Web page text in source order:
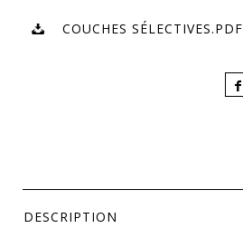
COUCHES SÉLECTIVES.PDF
DESCRIPTION